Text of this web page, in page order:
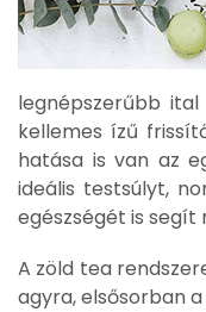
legnépszerűbb
kellemes ízű
hatása is van az
ideális testsúlyt,
egészségét is segít
A zöld tea
agyra, elsősorban